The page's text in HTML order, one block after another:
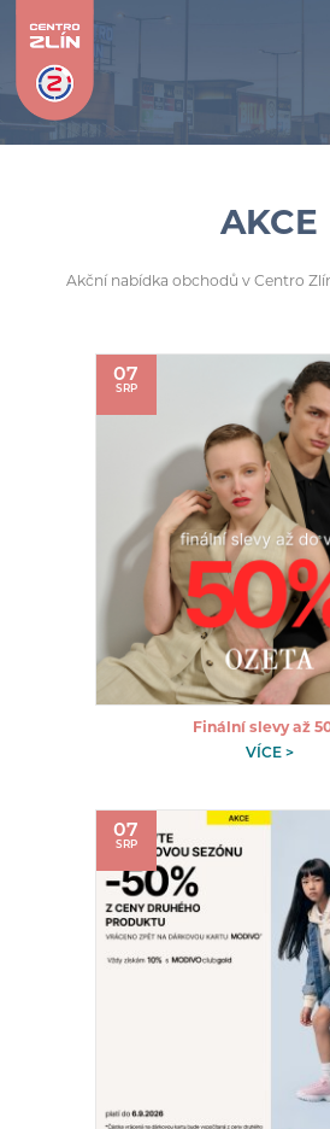
AKCE
Akční nabídka obchodů v Centro
07
SRP
Finální slevy až
VÍCE >
07
SRP